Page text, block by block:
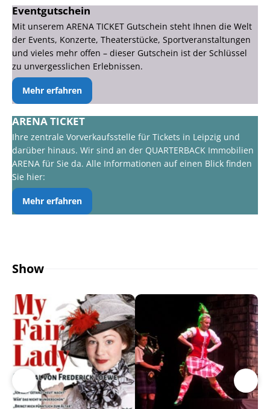
Eventgutschein
Mit unserem ARENA TICKET Gutschein steht Ihnen die Welt
der Events, Konzerte, Theaterstücke, Sportveranstaltungen
und vieles mehr offen – dieser Gutschein ist der Schlüssel
zu unvergesslichen Erlebnissen.
Mehr erfahren
ARENA TICKET
Ihre zentrale Vorverkaufsstelle für Tickets in Leipzig und
darüber hinaus. Wir sind an der QUARTERBACK Immobilien
ARENA für Sie da. Alle Informationen auf einen Blick finden
Sie hier:
Mehr erfahren
Show